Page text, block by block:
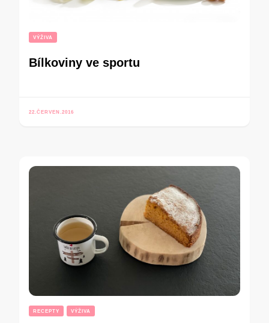
VÝŽIVA
Bílkoviny ve sportu
22.ČERVEN.2016
RECEPTY VÝŽIVA